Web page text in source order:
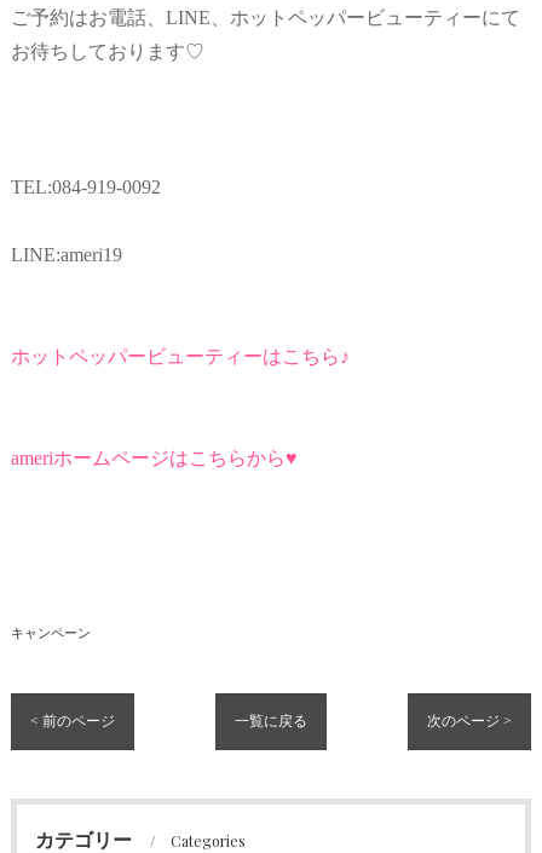
ご予約はお電話、LINE、ホットペッパービューティーにて
お待ちしております♡
TEL:084-919-0092
LINE:ameri19
ホットペッパービューティーはこちら♪
ameriホームページはこちらから♥
キャンペーン
< 前のページ 一覧に戻る 次のページ >
カテゴリー Categories